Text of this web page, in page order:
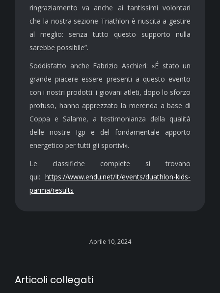
ringraziamento va anche ai tantissimi volontari
che la nostra sezione Triathlon è riuscita a gestire
al meglio: senza tutto questo supporto nulla
sarebbe possibile”.
Soddisfatto anche Fabrizio Aschieri: «É stato un
grande piacere essere presenti a questo evento
con i nostri prodotti: i giovani atleti, dopo lo sforzo
profuso, hanno apprezzato la merenda a base di
Coppa e Salame, a testimonianza della qualità
delle nostre Igp e del fondamentale apporto
energetico per tutti gli sportivi».
Le classifiche complete si trovano
qui: https://www.endu.net/it/events/duathlon-kids-
parma/results
Aprile 10, 2024
Articoli collegati